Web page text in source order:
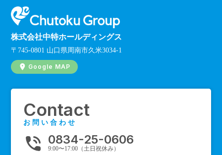
株式会社中特ホールディングス
〒745-0801 山口県周南市久米3034-1
Google MAP
Contact
お問い合わせ
phone_in_talk 0834-25-0606
9:00〜17:00（土日祝休み）